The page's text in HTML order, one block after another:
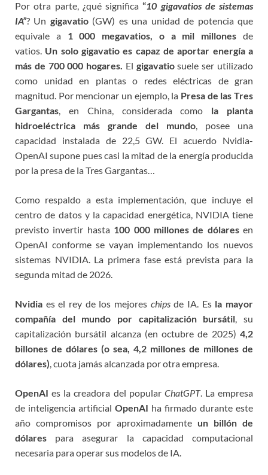
Por otra parte, ¿qué significa“10 gigavatios de sistemas
IA”? Un gigavatio(GW) es una unidad de potencia que
equivale a 1 000 megavatios, o a mil millones de
vatios. Un solo gigavatio es capaz de aportar energía a
más de 700 000 hogares. El gigavatiosuele ser utilizado
como unidad en plantas o redes eléctricas de gran
magnitud. Por mencionar un ejemplo, la Presa de las Tres
Gargantas, en China, considerada como la planta
hidroeléctrica más grande del mundo, posee una
capacidad instalada de 22,5 GW. El acuerdo Nvidia-
OpenAI supone pues casi la mitad de la energía producida
por la presa de la Tres Gargantas…
Como respaldo a esta implementación, que incluye el
centro de datos y la capacidad energética, NVIDIA tiene
previsto invertir hasta 100 000 millones de dólaresen
OpenAI conforme se vayan implementando los nuevos
sistemas NVIDIA. La primera fase está prevista para la
segunda mitad de 2026.
Nvidia es el rey de los mejores chipsde IA. Es la mayor
compañía del mundo por capitalización bursátil, su
capitalización bursátil alcanza (en octubre de 2025) 4,2
billones de dólares (o sea, 4,2 millones de millones de
dólares), cuota jamás alcanzada por otra empresa.
OpenAI es la creadora del popular ChatGPT. La empresa
de inteligencia artificial OpenAI ha firmado durante este
año compromisos por aproximadamente un billón de
dólares para asegurar la capacidad computacional
necesaria para operar sus modelos de IA.